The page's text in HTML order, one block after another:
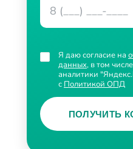
Я даю согласие на
данных, в том
аналитики
с Политикой ОПД
ПОЛУЧИТЬ